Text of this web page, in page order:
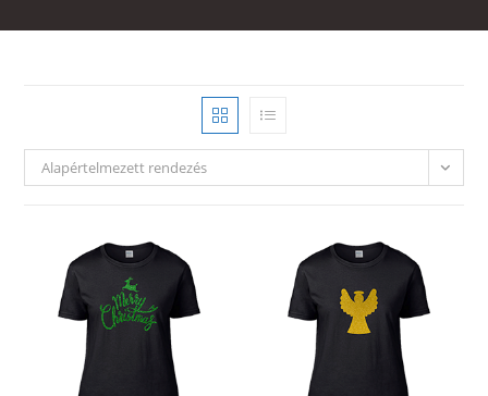
Alapértelmezett rendezés